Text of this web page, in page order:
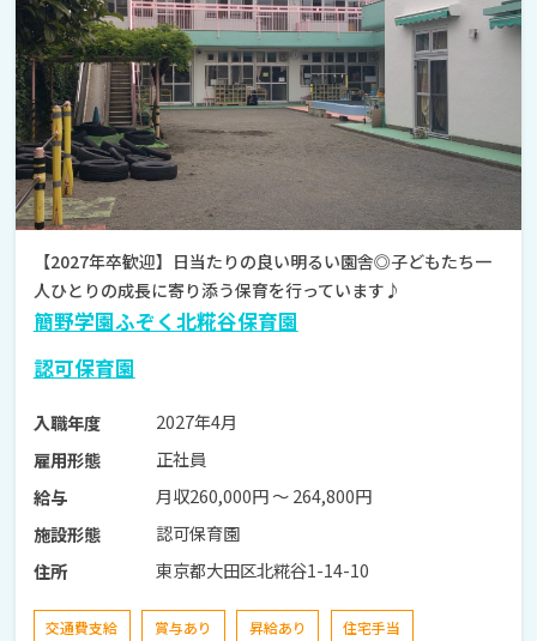
【2027年卒歓迎】日当たりの良い明るい園舎◎子どもたち一
人ひとりの成長に寄り添う保育を行っています♪
簡野学園ふぞく北糀谷保育園
認可保育園
入職年度
2027年4月
雇用形態
正社員
給与
月収260,000円 〜 264,800円
施設形態
認可保育園
住所
東京都大田区北糀谷1-14-10
交通費支給 賞与あり 昇給あり 住宅手当